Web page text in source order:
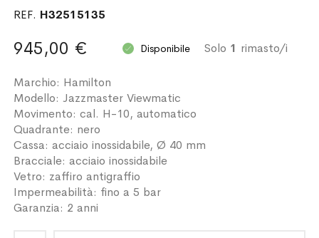
REF. H32515135
Solo 1 rimasto/i
945,00 € Disponibile
Marchio: Hamilton
Modello: Jazzmaster Viewmatic
Movimento: cal. H-10, automatico
Quadrante: nero
Cassa: acciaio inossidabile, Ø 40 mm
Bracciale: acciaio inossidabile
Vetro: zaffiro antigraffio
Impermeabilità: fino a 5 bar
Garanzia: 2 anni